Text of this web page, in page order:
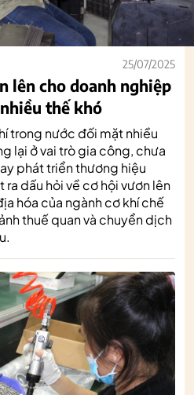
25/07/2025
lên cho doanh nghiệp
thế khó
trong nước đối mặt nhiều
lại ở vai trò gia công, chưa
phát triển thương hiệu
dấu hỏi về cơ hội vươn lên
hóa của ngành cơ khí chế
thuế quan và chuyển dịch